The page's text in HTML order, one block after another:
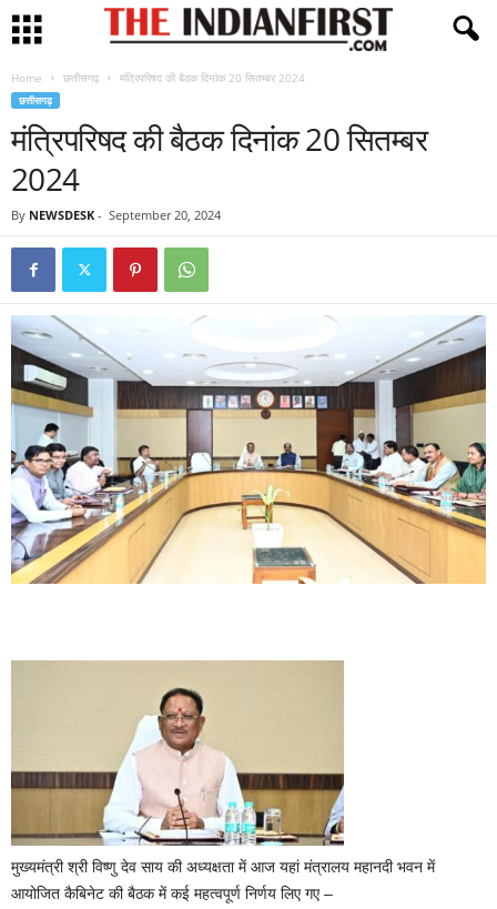
Home छत्तीसगढ़ मंत्रिपरिषद की बैठक दिनांक 20 सितम्बर 2024
छत्तीसगढ़
मंत्रिपरिषद की बैठक दिनांक 20 सितम्बर
2024
By NEWSDESK - September 20, 2024
मुख्यमंत्री श्री विष्णु देव साय की अध्यक्षता में आज यहां मंत्रालय महानदी भवन में
आयोजित कैबिनेट की बैठक में कई महत्वपूर्ण निर्णय लिए गए –